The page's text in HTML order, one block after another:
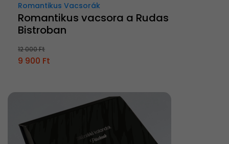
Romantikus Vacsorák
Romantikus vacsora a Rudas
Bistroban
12 000 Ft
9 900 Ft